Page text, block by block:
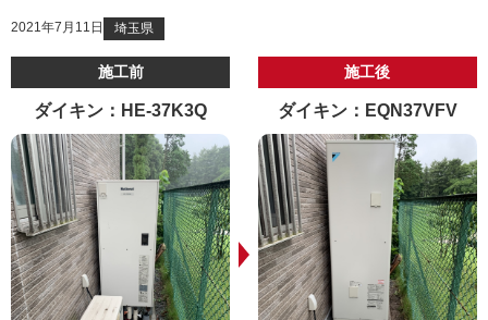
2021年7月11日 埼玉県
施工前
ダイキン：HE-37K3Q
施工後
ダイキン：EQN37VFV